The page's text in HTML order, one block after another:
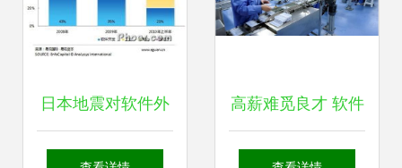
日本地震对软件外
包公司的短期影响
高薪难觅良才 软件
外包岗位月薪过